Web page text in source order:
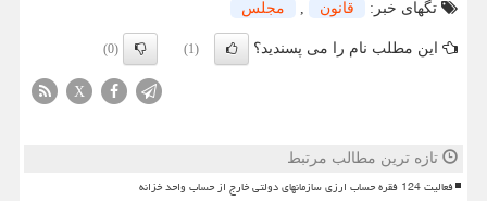
تگهای خبر:
قانون , مجلس
این مطلب نام را می پسندید؟ (1)
(0)
X
تازه ترین مطالب مرتبط
فعالیت 124 فقره حساب ارزی سازمانهای دولتی خارج از حساب واحد خزانه